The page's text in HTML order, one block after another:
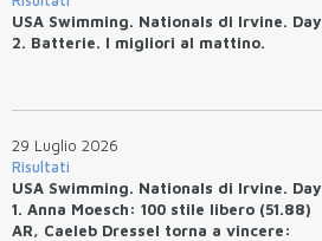
USA Swimming. Nationals di Irvine. Day
2. Batterie. I migliori al mattino.
29 Luglio 2026
Risultati
USA Swimming. Nationals di Irvine. Day
1. Anna Moesch: 100 stile libero (51.88)
AR, Caeleb Dressel torna a vincere: